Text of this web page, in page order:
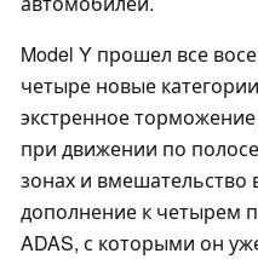
Model Y прошел все
четыре новые
экстренное
при движении по
зонах и вмешательство
дополнение к четырем
ADAS, с которыми он